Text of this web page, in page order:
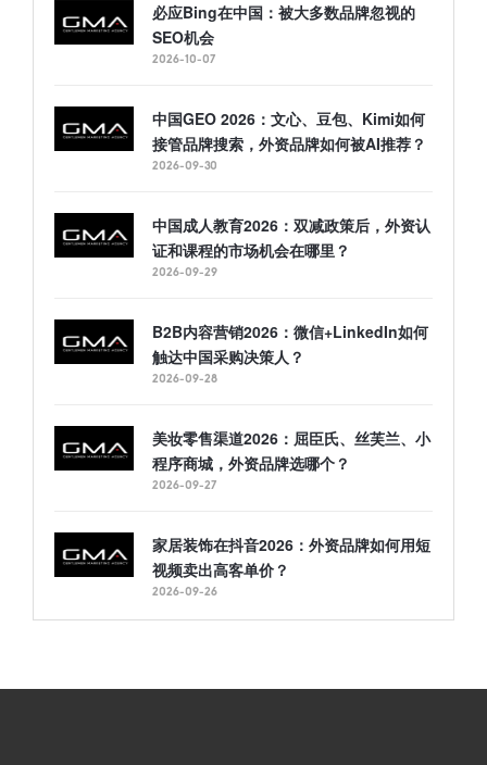
必应Bing在中国：被大多数品牌忽视的
SEO机会
2026-10-07
中国GEO 2026：文心、豆包、Kimi如何
接管品牌搜索，外资品牌如何被AI推荐？
2026-09-30
中国成人教育2026：双减政策后，外资认
证和课程的市场机会在哪里？
2026-09-29
B2B内容营销2026：微信+LinkedIn如何
触达中国采购决策人？
2026-09-28
美妆零售渠道2026：屈臣氏、丝芙兰、小
程序商城，外资品牌选哪个？
2026-09-27
家居装饰在抖音2026：外资品牌如何用短
视频卖出高客单价？
2026-09-26